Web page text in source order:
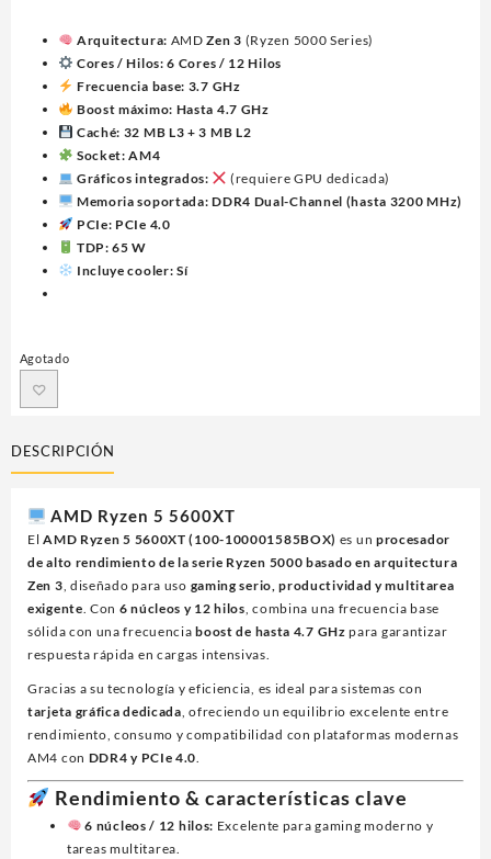
Arquitectura: AMDZen 3 (Ryzen 5000 Series)
Cores / Hilos: 6 Cores / 12 Hilos
Frecuencia base: 3.7 GHz
Boost máximo: Hasta 4.7 GHz
Caché: 32 MB L3 + 3 MB L2
Socket: AM4
Gráficos integrados:
(requiere GPU dedicada)
Memoria soportada: DDR4 Dual-Channel (hasta 3200 MHz)
PCIe: PCIe 4.0
TDP: 65 W
Incluye cooler: Sí
Agotado
DESCRIPCIÓN
AMD Ryzen 5 5600XT
ElAMD Ryzen 5 5600XT (100-100001585BOX) es un procesador
de alto rendimiento de la serie Ryzen 5000 basado en arquitectura
Zen 3, diseñado para uso gaming serio, productividad y multitarea
exigente. Con 6 núcleos y 12 hilos, combina una frecuencia base
sólida con una frecuenciaboost de hasta 4.7 GHz para garantizar
respuesta rápida en cargas intensivas.
Gracias a su tecnología y eficiencia, es ideal para sistemas con
tarjeta gráfica dedicada, ofreciendo un equilibrio excelente entre
rendimiento, consumo y compatibilidad con plataformas modernas
AM4 con DDR4 y PCIe 4.0.
Rendimiento & características clave
6 núcleos / 12 hilos: Excelente para gaming moderno y
tareas multitarea.